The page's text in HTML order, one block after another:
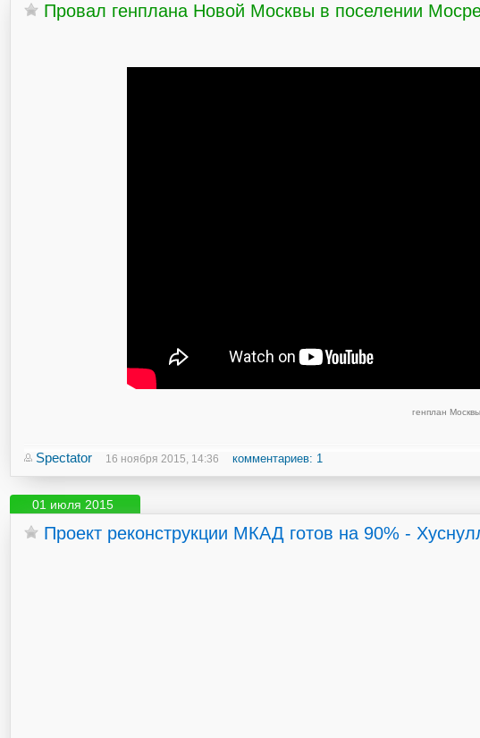
Провал генплана Новой Москвы в поселении
генплан Москвы
Spectator 16 ноября 2015, 14:36 комментариев: 1
01 июля 2015
Проект реконструкции МКАД готов на 90% -